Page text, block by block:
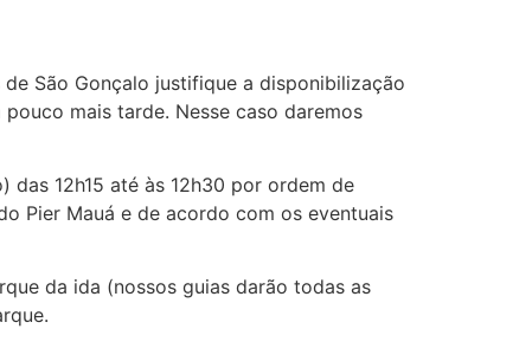
São Gonçalo justifique a disponibilização
mais tarde. Nesse caso daremos
das 12h15 até às 12h30 por ordem de
Pier Mauá e de acordo com os eventuais
da ida (nossos guias darão todas as